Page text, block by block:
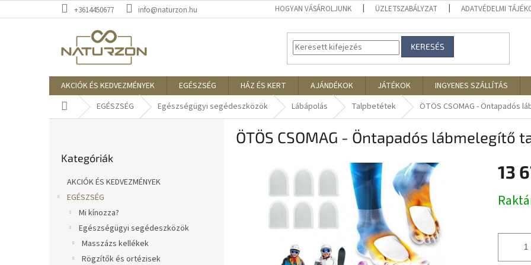
a
+3614450677 info@naturzon.hu HOGYAN VÁSÁROLJUNK ÜZLETSZABÁLYZAT ADATVÉDELMI
KERESÉS
AKCIÓK ÉS KEDVEZMÉNYEK EGÉSZSÉG HÁZ ÉS KERT AJÁNDÉKOK JÁTÉKOK INGYENES SZÁLLÍTÁS
KezdőlapEGÉSZSÉG Egészségügyi segédeszközök Lábápolás Talpbetétek ÖTÖS CSOMAG - Öntapadós
átugrása
Kategóriák
AKCIÓK ÉS KEDVEZMÉNYEK
EGÉSZSÉG
Mi kínozza?
Egészségügyi segédeszközök
Masszázs kellékek
Rögzítők és ortézisek
ÖTÖS CSOMAG - Öntapadós lábmelegítő
13